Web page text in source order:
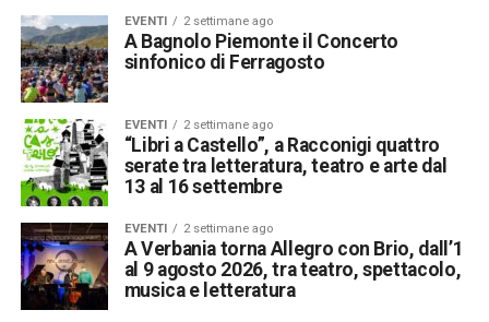
EVENTI 2 settimane ago
A Bagnolo Piemonte il Concerto
sinfonico di Ferragosto
EVENTI 2 settimane ago
“Libri a Castello”, a Racconigi quattro
serate tra letteratura, teatro e arte dal
13 al 16 settembre
EVENTI 2 settimane ago
A Verbania torna Allegro con Brio, dall’1
al 9 agosto 2026, tra teatro, spettacolo,
musica e letteratura